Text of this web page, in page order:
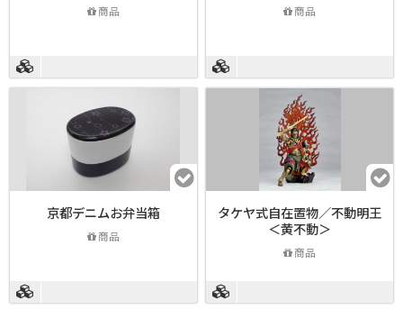
商品 商品
京都デニムお弁当箱
商品
タケヤ式自在置物／不動明王
＜黄不動＞
商品